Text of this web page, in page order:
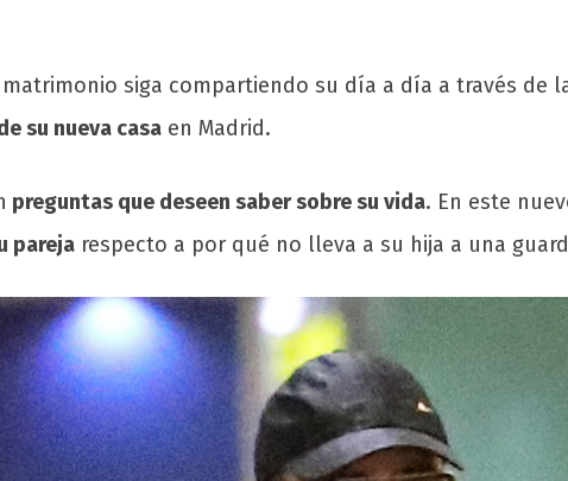
siga compartiendo su día a día a través de
su nueva casa en Madrid.
preguntas que deseen saber sobre su vida. En este
pareja respecto a por qué no lleva a su hija a una